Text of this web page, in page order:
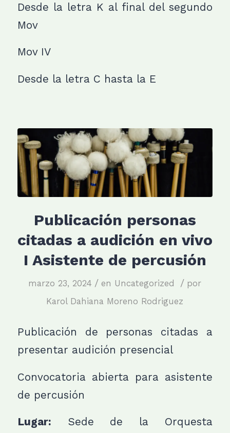
Desde la letra K al final del segundo
Mov
Mov IV
Desde la letra C hasta la E
Publicación personas
citadas a audición en vivo
I Asistente de percusión
marzo 23, 2024 / en Uncategorized / por
Karol Dahiana Moreno Rodriguez
Publicación de personas citadas a
presentar audición presencial
Convocatoria abierta para asistente
de percusión
Lugar: Sede de la Orquesta